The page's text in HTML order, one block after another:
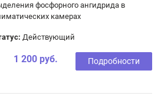
фосфорного ангидрида в
камерах
Действующий
1 200 руб. Подробности